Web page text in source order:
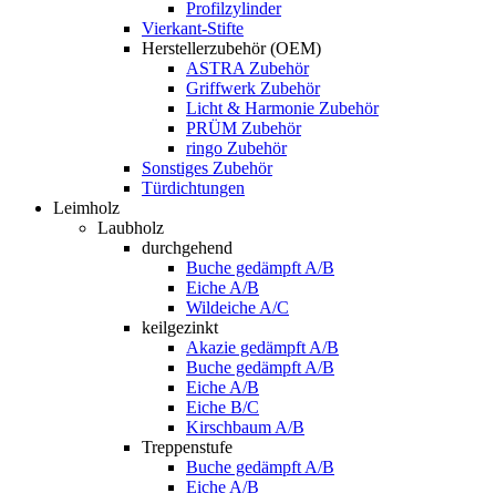
Profilzylinder
Vierkant-Stifte
Herstellerzubehör (OEM)
ASTRA Zubehör
Griffwerk Zubehör
Licht & Harmonie Zubehör
PRÜM Zubehör
ringo Zubehör
Sonstiges Zubehör
Türdichtungen
Leimholz
Laubholz
durchgehend
Buche gedämpft A/B
Eiche A/B
Wildeiche A/C
keilgezinkt
Akazie gedämpft A/B
Buche gedämpft A/B
Eiche A/B
Eiche B/C
Kirschbaum A/B
Treppenstufe
Buche gedämpft A/B
Eiche A/B